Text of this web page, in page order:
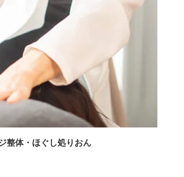
整体・ほぐし処りおん